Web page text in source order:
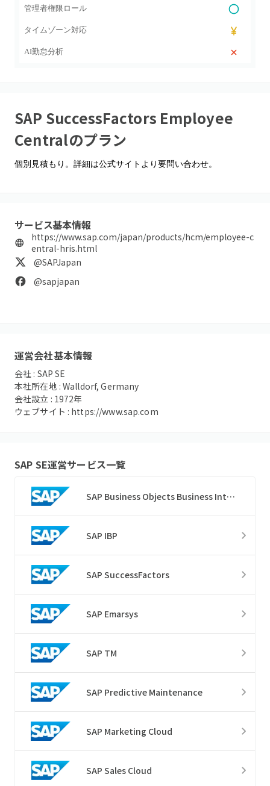
管理者権限ロール
タイムゾーン対応
AI勤怠分析
SAP SuccessFactors Employee
Centralのプラン
個別見積もり。詳細は公式サイトより要問い合わせ。
サービス基本情報
https://www.sap.com/japan/products/hcm/employee-c
entral-hris.html
@SAPJapan
@sapjapan
運営会社基本情報
会社 : SAP SE
本社所在地 :Walldorf, Germany
会社設立 : 1972年
ウェブサイト : https://www.sap.com
SAP SE運営サービス一覧
SAP Business Objects Business Intelligence
SAP IBP
SAP SuccessFactors
SAP Emarsys
SAP TM
SAP Predictive Maintenance
SAP Marketing Cloud
SAP Sales Cloud